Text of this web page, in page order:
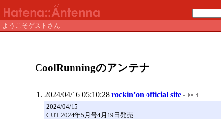
ようこそゲストさん
CoolRunningのアンテナ
2024/04/16 05:10:28 rockin’on official site
2024/04/15
CUT 2024年5月号4月19日発売